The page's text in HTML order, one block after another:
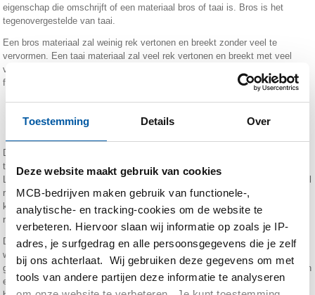
Toestemming Details Over
Deze website maakt gebruik van cookies
MCB-bedrijven maken gebruik van functionele-,
analytische- en tracking-cookies om de website te
verbeteren. Hiervoor slaan wij informatie op zoals je IP-
adres, je surfgedrag en alle persoonsgegevens die je zelf
bij ons achterlaat. Wij gebruiken deze gegevens om met
tools van andere partijen deze informatie te analyseren
eigenschap die omschrijft of een materiaal bros of taai is. Bros is het
tegenovergestelde van taai.
Een bros materiaal zal weinig rek vertonen en breekt zonder veel te
vervormen. Een taai materiaal zal veel rek vertonen en breekt met veel
vervorming. Of een materiaal taai of bros zal breken hangt af van veel
factoren, zoals:
• temperatuur
• hardheid
De temperatuur heeft grote invloed op de mate waarin een materiaal bros of
taai is. Naarmate de temperatuur daalt wordt een materiaal steeds brosser.
Leg maar eens een reep karamel in de diepvries en laat een andere karamel
reep gewoon op kamertemperatuur of in de zon. De reep die op
kamertemperatuur is kan je gemakkelijk buigen (is dus taai). De bevroren
reep zal breken (is dus bros).
Dit gedrag (verbrossing) werd prominent toen, tijdens de tweede
wereldoorlog, in Amerika het nieuwe schip USS Shenactady terug was
gekomen van een testvaart. Het schip lag in de haven toen, onder ogen van
een grote groep aanwezigen, het plotseling en met een luide knal in tweeën